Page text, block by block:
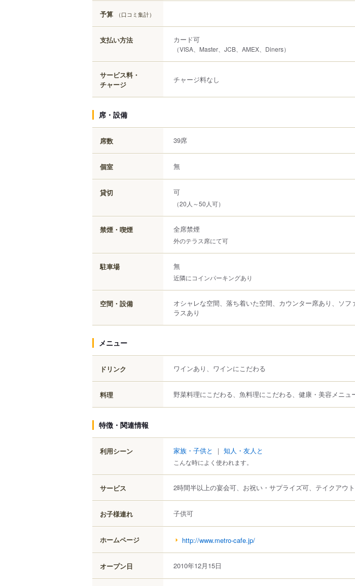
予算 （口コミ集計）
支払い方法 カード可
（VISA、Master、JCB、AMEX、Diners）
サービス料・
チャージ
チャージ料なし
席・設備
席数 39席
個室 無
貸切 可
（20人～50人可）
禁煙・喫煙 全席禁煙
外のテラス席にて可
駐車場 無
近隣にコインパーキングあり
空間・設備
オシャレな空間、落ち着いた空間、カウンター席あり、ソフ
ラスあり
メニュー
ドリンク ワインあり、ワインにこだわる
料理 野菜料理にこだわる、魚料理にこだわる、健康・美容メニュ
特徴・関連情報
利用シーン 家族・子供と ｜ 知人・友人と
こんな時によく使われます。
サービス 2時間半以上の宴会可、お祝い・サプライズ可、テイクアウト
お子様連れ 子供可
ホームページ http://www.metro-cafe.jp/
オープン日 2010年12月15日